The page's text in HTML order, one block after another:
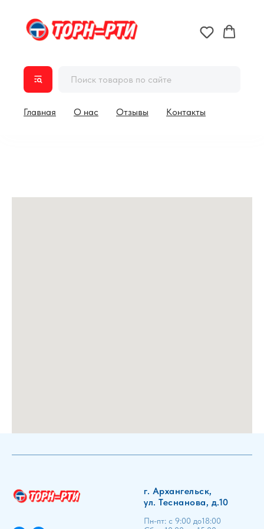
Главная О нас Отзывы Контакты
г. Архангельск,
ул. Теснанова, д.10
Пн-пт: с 9:00 до18:00